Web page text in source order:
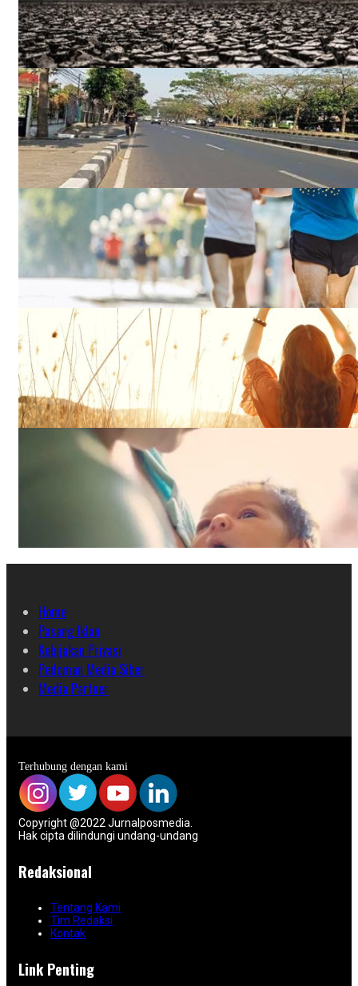
Home
Pasang Iklan
Kebijakan Privasi
Pedoman Media Siber
Media Partner
Terhubung dengan kami
Copyright @2022 Jurnalposmedia.
Hak cipta dilindungi undang-undang
Redaksional
Tentang Kami
Tim Redaksi
Kontak
Link Penting